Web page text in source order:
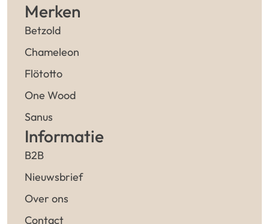
Merken
Betzold
Chameleon
Flötotto
One Wood
Sanus
Informatie
B2B
Nieuwsbrief
Over ons
Contact